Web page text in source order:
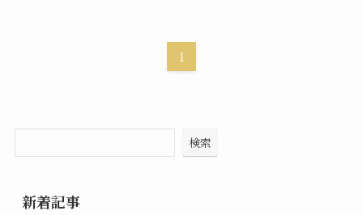
1
検索
新着記事